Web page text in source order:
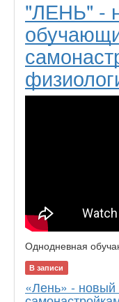
"ЛЕНЬ" -
Однодневная
В записи
«Лень» -